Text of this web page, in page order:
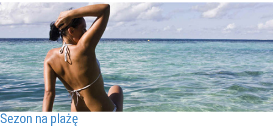
Sezon na plażę